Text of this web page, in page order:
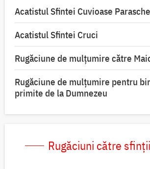
Acatistul Sfintei Cuvioase
Acatistul Sfintei Cruci
Rugăciune de mulţumire către
Rugăciune de mulțumire pentru
primite de la Dumnezeu
Rugăciuni către